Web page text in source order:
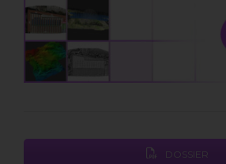
DOSSIER